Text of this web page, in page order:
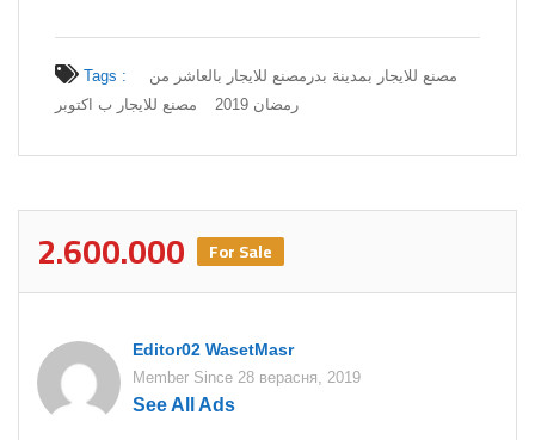
Tags : مصنع للايجار بمدينة بدر مصنع للايجار بالعاشر من
رمضان 2019
مصنع للايجار ب اكتوبر
2.600.000 For Sale
Editor02 WasetMasr
Member Since 28 верасня, 2019
See All Ads